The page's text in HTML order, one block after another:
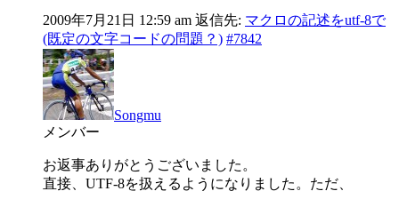
2009年7月21日 12:59 am 返信先: マクロの記述をutf-8で
(既定の文字コードの問題？) #7842
Songmu
メンバー
お返事ありがとうございました。
直接、UTF-8を扱えるようになりました。ただ、